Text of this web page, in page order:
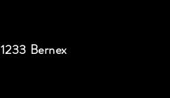
Bernex